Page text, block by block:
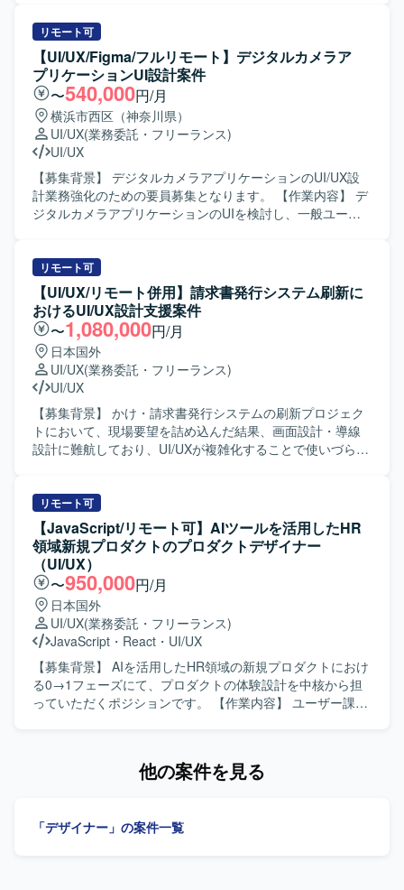
ング、初回体験、継続利用体験の改善に取り組んでいただ
きます。 ・デザインシステムやコンポーネント設計の整備
および運用を行っていただきます。 ・エンジニアと協働
し、実装連携や仕様調整、UIの品質担保を行っていただき
ます。 【求める人物像】 ・チームでの成果創出を重視し、
関係部署と連携しながら制作を進行できる方を想定してお
ります。 ・作って終わりではなく、届けて・試して・改善
するプロセスに喜びを感じられる方を求めております。 ・
ユーザー視点に立ち、成果に対して責任感を持ってクリエ
イティブに取り組める方を歓迎いたします。 ・広告とプロ
ダクトなど領域を横断して価値発揮したい方を想定してお
報から仮説を立て、高速でPDCAを回せる方を歓迎いたしま
す。 ・自ら手を動かし、事業数字に責任を持って取り組め
る方を想定しております。 【ポジションの魅力】 ・AIを活
用したHR領域の新規プロダクトにおいて、0→1フェーズか
ら体験設計をリードできる環境です。 ・事業責任者やプロ
ダクトマネージャー、エンジニア、マーケティングメンバ
ーと密に連携しながら、事業開発・プロダクト開発・マー
ケティングを一体で推進する経験を積むことができます。
・抽象度の高い事業仮説やユーザー課題から、「どのよう
な体験にすべきか」を定義し、検証を重ねながらプロダク
トの勝ち筋をつくっていく経験ができます。 ・Figmaや各
発環境】 ・Figmaを中心としたUIデザインおよびプロトタ
イピング環境を想定しております。 ・v0、Lovable、
Claude Code、Cursor等のAIツールを併用しながらプロト
タイプの作成と検証を行う環境です。
はシンプル寄りであるため、アニメーションによって「手
触り」や「コミカルさ・おしゃれさ」を補う方針です。 ・
どこにUIアニメーションを入れるべきかを含め、演出箇
所・タイミング・強弱を体験設計の観点から提案する業務
・UIアニメーションの設計～制作～調整まで一貫した対応
・開発メンバーとすり合わせながら、制作物をスムーズに
実装へつなげるための方式や受け渡し形式の整理 ・モバイ
ルアプリ向けのマイクロインタラクションを中心としたUI
アニメーションデザイン業務 ・ボタンタップ、押下フィー
ドバック、状態変化などのマイクロインタラクション制作
・画面遷移におけるUIトランジション設計 ・ローディング
途、尺、ループ有無、トリガー条件、優先度などを含む演
出一覧の整理 ・Lottie（.json）形式でのアニメーションデ
ータ制作および状態別バリエーション制作 ・用途（画面や
状態）、尺（秒数目安）、ループ有無、トリガー条件など
をまとめた演出仕様メモの作成 ・可能であれば、β版・12
月版などフェーズごとの段階導入を想定した優先度付き演
出リストの作成 【求める人物像】 仕様が固まる前段階で
も、ラフな要件からどのように動かすと良いかを主体的に
提案できる方を求めております。デザイナー、PM、エンジ
ニアと密に連携しながら、最短でアウトプットを形にして
いける方にご活躍いただきたいと考えております。 【ポジ
対して演出で体験価値を引き上げる設計が求められるた
め、モバイルアプリのマイクロインタラクションやUIモー
ション設計のスキルを深く磨くことができます。開発メン
バーとの協業を通じて、実装前提を踏まえた現実的かつク
リエイティブな表現提案にも携わっていただけます。 【開
発環境】 Figma、After Effects、Notion、Slackなどのツー
ルを利用して業務を行います。
リモート可
【UI/UX/Figma/フルリモート】デジタルカメラア
プリケーションUI設計案件
〜540,000円/月
横浜市西区（神奈川県）
UI/UX(業務委託・フリーランス)
UI/UX
【募集背景】 デジタルカメラアプリケーションのUI/UX設
計業務強化のための要員募集となります。 【作業内容】 デ
ジタルカメラアプリケーションのUIを検討し、一般ユーザ
成を行い、ユーザビリティを意識したUI/UX設計に携わって
頂きます。 【求める人物像】 UI/UX仕様を自ら検討し、顧
客に対してわかりやすく提案できる方を求めております。
関係者と円滑にコミュニケーションを取りながら業務を推
進できる方にマッチするポジションです。 【ポジションの
魅力】 デジタルカメラ分野におけるアプリケーション
UI/UX設計に携わることで、一般ユーザ向けサービスの使い
勝手向上に直接貢献できる案件です。Figmaなどの最新ツー
ルを活用しながら、UI/UX設計スキルをさらに高めて頂けま
す。 【開発環境】 Figma、GitHub、JIRA、PowerPointを中
心とした環境で作業して頂きます。
リモート可
【UI/UX/リモート併用】請求書発行システム刷新に
おけるUI/UX設計支援案件
〜1,080,000円/月
日本国外
UI/UX(業務委託・フリーランス)
UI/UX
【募集背景】 かけ・請求書発行システムの刷新プロジェク
トにおいて、現場要望を詰め込んだ結果、画面設計・導線
設計に難航しており、UI/UXが複雑化することで使いづらく
容】 要件定義フェーズに参画し、仕様理解を踏まえたUI設
計を実施していただきます。ディレクター作成の既存また
は簡易なワイヤーフレームをベースに、ユーザー視点で画
面構成・導線を整理し、UIコンポーネント設計や操作フロ
ーの最適化を行っていただきます。各画面単位でのビジュ
アルデザイン作成、レイアウト設計、配色・UIパーツ設
計、操作性を考慮したインタラクション設計（必要に応じ
て簡易モック作成）を対応していただきます。機能過多・
画面過密状態に対する整理・改善提案や、ユーザビリティ
向上に向けた設計見直しを行い、ディレクター／PMと連携
しながらエンジニア実装を見据えたデザイン仕様をアウト
プットしていただきます。 【求める人物像】 要件が固まり
やすさの両立を意識してデザイン品質を高めていただける
フィットするポジションです。 【ポジションの魅力】 請求
リモート可
【JavaScript/リモート可】AIツールを活用したHR
領域新規プロダクトのプロダクトデザイナー
（UI/UX）
〜950,000円/月
日本国外
UI/UX(業務委託・フリーランス)
JavaScript ・ React ・ UI/UX
【募集背景】 AIを活用したHR領域の新規プロダクトにおけ
る0→1フェーズにて、プロダクトの体験設計を中核から担
っていただくポジションです。 【作業内容】 ユーザー課
す。 各種AIツールを活用した動くプロトタイプの作成・検
を行っていただきます。 グロースを見据えたLP、オンボー
他の案件を見る
「デザイナー」の案件一覧